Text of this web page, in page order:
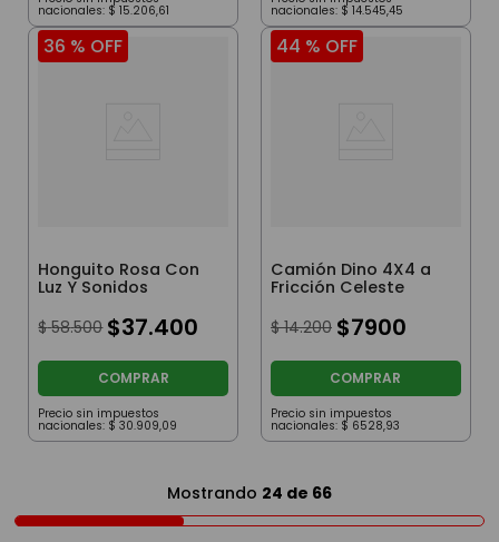
nacionales: $ 15.206,61 nacionales: $ 14.545,45
36 % OFF
Honguito Rosa Con
Luz Y Sonidos
$ 58.500 $37.400
COMPRAR
Precio sin impuestos
nacionales: $ 30.909,09
44 % OFF
Camión Dino 4X4 a
Fricción Celeste
$ 14.200 $7900
COMPRAR
Precio sin impuestos
nacionales: $ 6528,93
Mostrando 24 de 66